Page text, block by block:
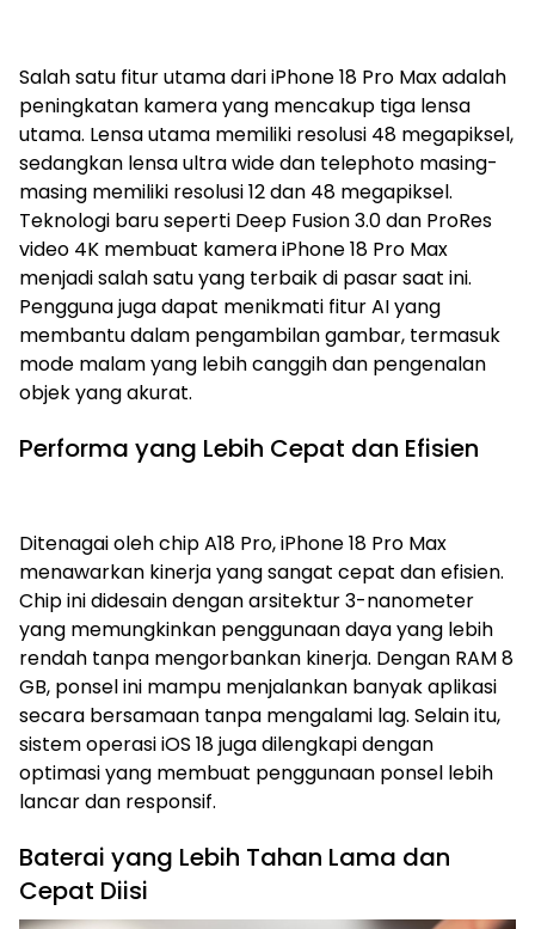
Salah satu fitur utama dari iPhone 18 Pro Max adalah
peningkatan kamera yang mencakup tiga lensa
utama. Lensa utama memiliki resolusi 48 megapiksel,
sedangkan lensa ultra wide dan telephoto masing-
masing memiliki resolusi 12 dan 48 megapiksel.
Teknologi baru seperti Deep Fusion 3.0 dan ProRes
video 4K membuat kamera iPhone 18 Pro Max
menjadi salah satu yang terbaik di pasar saat ini.
Pengguna juga dapat menikmati fitur AI yang
membantu dalam pengambilan gambar, termasuk
mode malam yang lebih canggih dan pengenalan
objek yang akurat.
Performa yang Lebih Cepat dan Efisien
Ditenagai oleh chip A18 Pro, iPhone 18 Pro Max
menawarkan kinerja yang sangat cepat dan efisien.
Chip ini didesain dengan arsitektur 3-nanometer
yang memungkinkan penggunaan daya yang lebih
rendah tanpa mengorbankan kinerja. Dengan RAM 8
GB, ponsel ini mampu menjalankan banyak aplikasi
secara bersamaan tanpa mengalami lag. Selain itu,
sistem operasi iOS 18 juga dilengkapi dengan
optimasi yang membuat penggunaan ponsel lebih
lancar dan responsif.
Baterai yang Lebih Tahan Lama dan
Cepat Diisi